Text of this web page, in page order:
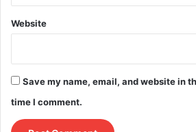
Website
Save my name, email, and website in
time I comment.